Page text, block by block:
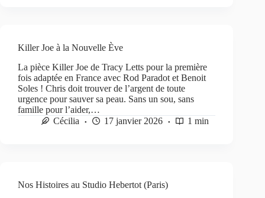
Killer Joe à la Nouvelle Ève
La pièce Killer Joe de Tracy Letts pour la première
fois adaptée en France avec Rod Paradot et Benoit
Soles ! Chris doit trouver de l’argent de toute
urgence pour sauver sa peau. Sans un sou, sans
famille pour l’aider,…
Cécilia
17 janvier 2026 1 min
Nos Histoires au Studio Hebertot (Paris)